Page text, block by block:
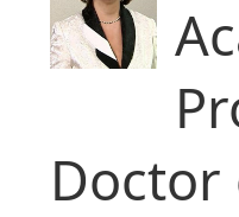
Doctor